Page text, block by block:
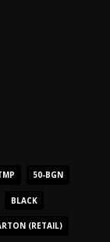
50-BGN
BLACK
(RETAIL)